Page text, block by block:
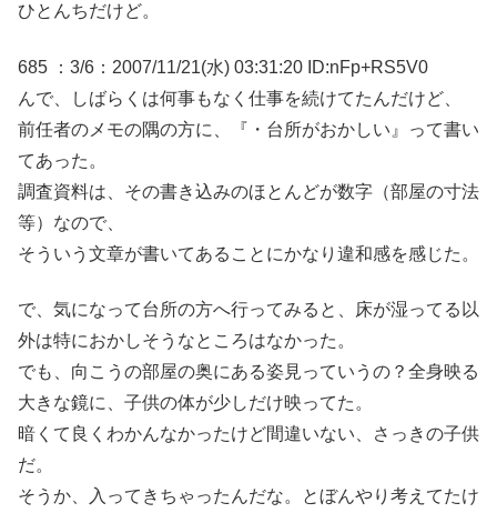
ひとんちだけど。
685 ：3/6：2007/11/21(水) 03:31:20 ID:nFp+RS5V0
んで、しばらくは何事もなく仕事を続けてたんだけど、
前任者のメモの隅の方に、『・台所がおかしい』って書い
てあった。
調査資料は、その書き込みのほとんどが数字（部屋の寸法
等）なので、
そういう文章が書いてあることにかなり違和感を感じた。
で、気になって台所の方へ行ってみると、床が湿ってる以
外は特におかしそうなところはなかった。
でも、向こうの部屋の奥にある姿見っていうの？全身映る
大きな鏡に、子供の体が少しだけ映ってた。
暗くて良くわかんなかったけど間違いない、さっきの子供
だ。
そうか、入ってきちゃったんだな。とぼんやり考えてたけ